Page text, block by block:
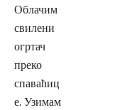
Облачим
свилени
огртач
преко
спаваћиц
е. Узимам